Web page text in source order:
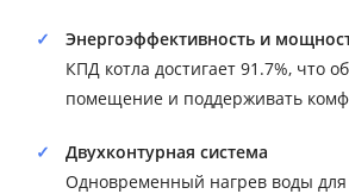
Энергоэффективность и
КПД котла достигает 91.7%, что
помещение и поддерживать
Двухконтурная система
Одновременный нагрев воды